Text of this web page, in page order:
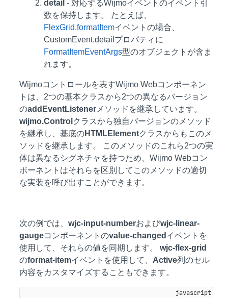
detail - 対応するWijmoイベントのイベント引
数を保持します。 たとえば、
FlexGrid.formatItemイベントの場合、
CustomEvent.detailプロパティに
FormatItemEventArgs型のオブジェクトが含ま
れます。
Wijmoコントロールを表すWijmo Webコンポーネン
トは、2つの基本クラスから2つの異なるバージョン
のaddEventListener メソッドを継承しています。
wijmo.Control クラスから独自バージョンのメソッド
を継承し、基底のHTMLElementクラスからもこのメ
ソッドを継承します。 このメソッドのこれら2つの実
体は異なるシグネチャを持つため、Wijmo Webコン
ポーネントはそれらを区別してこのメソッドの適切
な実装を呼び出すことができます。
次の例では、 wjc-input-numberおよびwjc-linear-
gaugeコンポーネントのvalue-changed イベントを
使用して、それらの値を同期します。 wjc-flex-grid
のformat-itemイベントを使用して、 Active列のセル
内容をカスタマイズすることもできます。